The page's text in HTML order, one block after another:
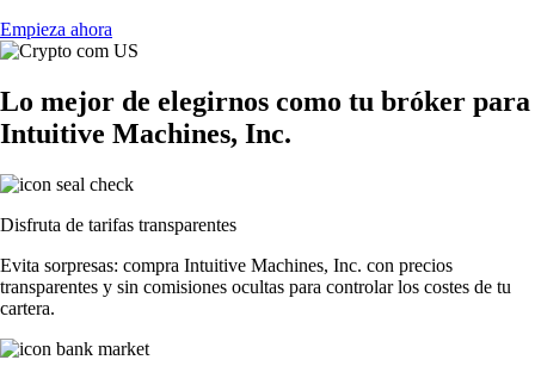
Empieza ahora
Lo mejor de elegirnos como tu bróker para
Intuitive Machines, Inc.
Disfruta de tarifas transparentes
Evita sorpresas: compra Intuitive Machines, Inc. con precios
transparentes y sin comisiones ocultas para controlar los costes de tu
cartera.